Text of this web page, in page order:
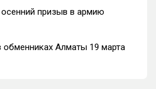
осенний призыв в армию
обменниках Алматы 19 марта